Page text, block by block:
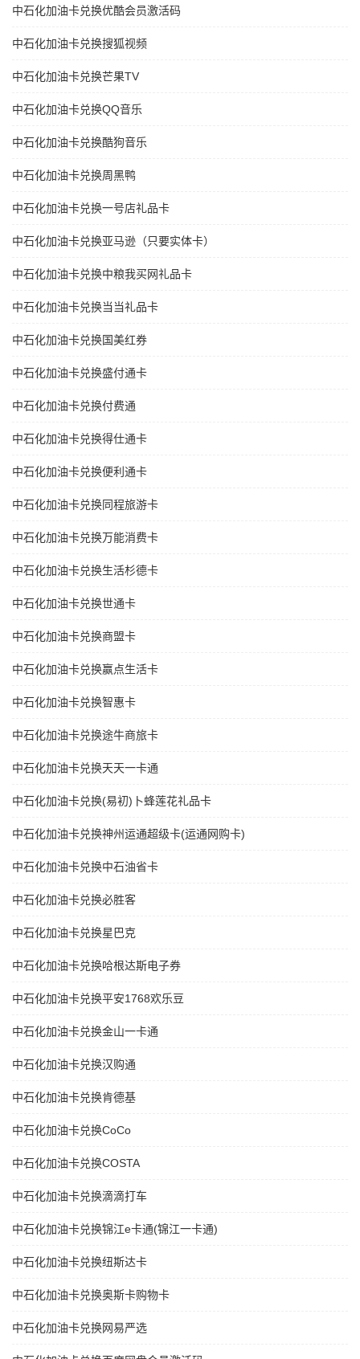
中石化加油卡兑换优酷会员激活码
中石化加油卡兑换搜狐视频
中石化加油卡兑换芒果TV
中石化加油卡兑换QQ音乐
中石化加油卡兑换酷狗音乐
中石化加油卡兑换周黑鸭
中石化加油卡兑换一号店礼品卡
中石化加油卡兑换亚马逊（只要实体卡）
中石化加油卡兑换中粮我买网礼品卡
中石化加油卡兑换当当礼品卡
中石化加油卡兑换国美红券
中石化加油卡兑换盛付通卡
中石化加油卡兑换付费通
中石化加油卡兑换得仕通卡
中石化加油卡兑换便利通卡
中石化加油卡兑换同程旅游卡
中石化加油卡兑换万能消费卡
中石化加油卡兑换生活杉德卡
中石化加油卡兑换世通卡
中石化加油卡兑换商盟卡
中石化加油卡兑换赢点生活卡
中石化加油卡兑换智惠卡
中石化加油卡兑换途牛商旅卡
中石化加油卡兑换天天一卡通
中石化加油卡兑换(易初)卜蜂莲花礼品卡
中石化加油卡兑换神州运通超级卡(运通网购卡)
中石化加油卡兑换中石油省卡
中石化加油卡兑换必胜客
中石化加油卡兑换星巴克
中石化加油卡兑换哈根达斯电子券
中石化加油卡兑换平安1768欢乐豆
中石化加油卡兑换金山一卡通
中石化加油卡兑换汉购通
中石化加油卡兑换肯德基
中石化加油卡兑换CoCo
中石化加油卡兑换COSTA
中石化加油卡兑换滴滴打车
中石化加油卡兑换锦江e卡通(锦江一卡通)
中石化加油卡兑换纽斯达卡
中石化加油卡兑换奥斯卡购物卡
中石化加油卡兑换网易严选